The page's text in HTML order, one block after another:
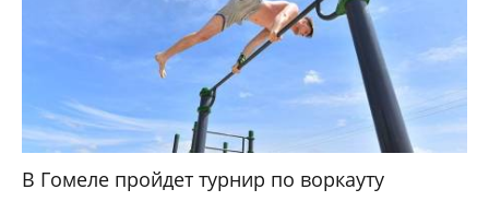
В Гомеле пройдет турнир по воркауту